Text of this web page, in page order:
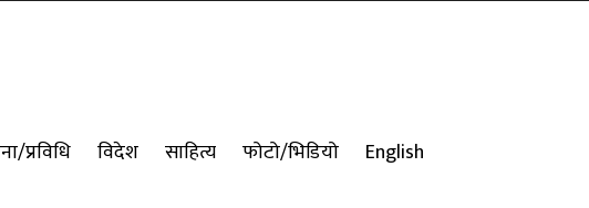
प्रविधि विदेश साहित्य फोटो/भिडियो English